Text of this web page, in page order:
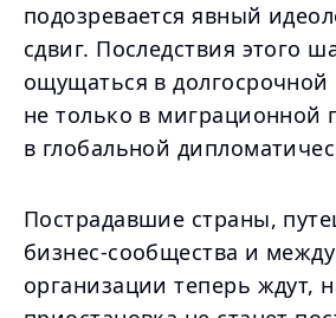
подозревается явный
сдвиг. Последствия этого
ощущаться в долгосрочной
не только в миграционной
в глобальной
Пострадавшие страны,
бизнес-сообщества и
организации теперь ждут,